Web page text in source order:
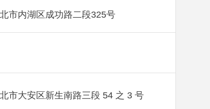
市内湖区成功路二段325号
市大安区新生南路三段 54 之 3 号